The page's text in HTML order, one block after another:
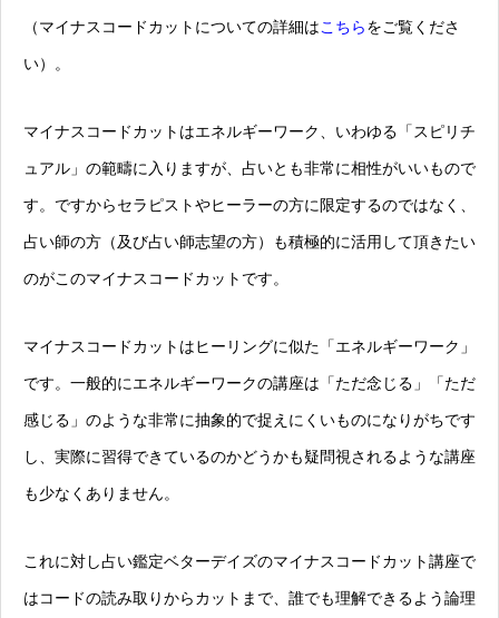
（マイナスコードカットについての詳細はこちらをご覧くださ
い）。
マイナスコードカットはエネルギーワーク、いわゆる「スピリチ
ュアル」の範疇に入りますが、占いとも非常に相性がいいもので
す。ですからセラピストやヒーラーの方に限定するのではなく、
占い師の方（及び占い師志望の方）も積極的に活用して頂きたい
のがこのマイナスコードカットです。
マイナスコードカットはヒーリングに似た「エネルギーワーク」
です。一般的にエネルギーワークの講座は「ただ念じる」「ただ
感じる」のような非常に抽象的で捉えにくいものになりがちです
し、実際に習得できているのかどうかも疑問視されるような講座
も少なくありません。
これに対し占い鑑定ベターデイズのマイナスコードカット講座で
はコードの読み取りからカットまで、誰でも理解できるよう論理